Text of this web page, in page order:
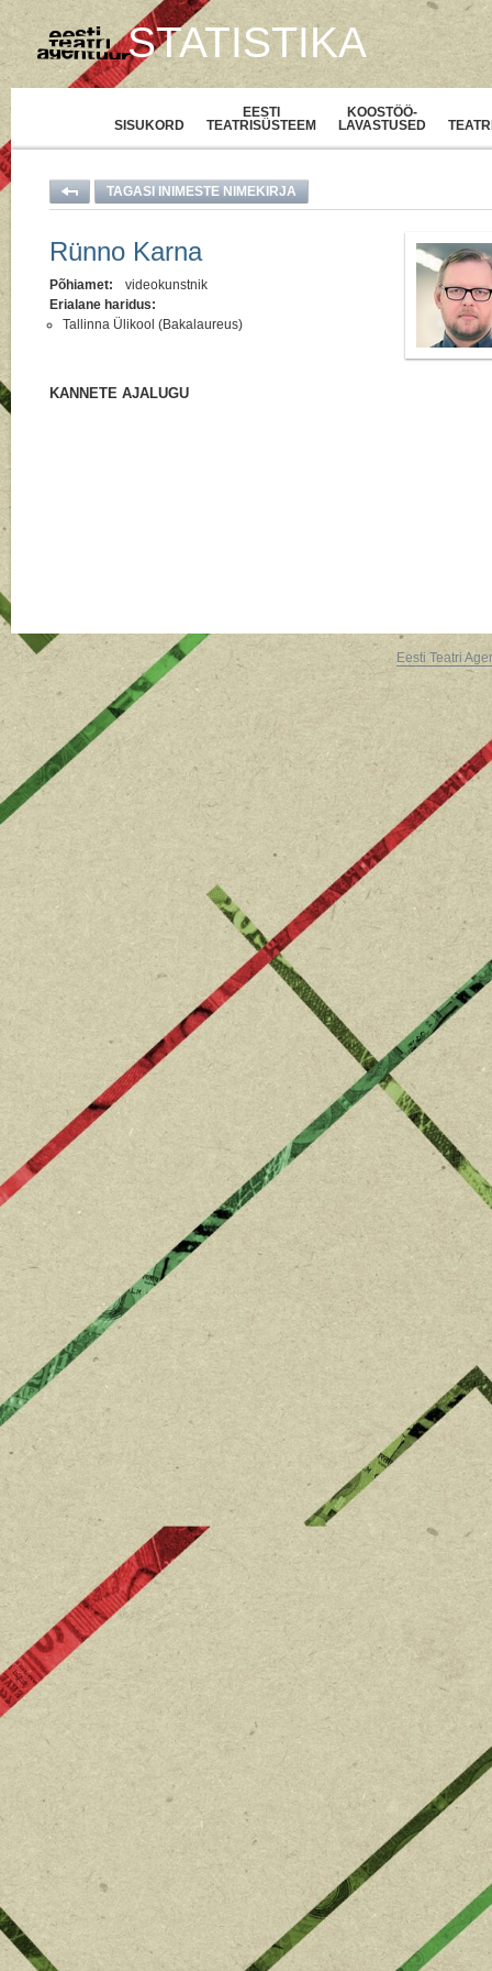
STATISTIKA
SISUKORD
EESTI
TEATRISÜSTEEM
KOOSTÖÖ-
LAVASTUSED
TAGASI INIMESTE NIMEKIRJA
Rünno Karna
Põhiamet:
videokunstnik
Erialane haridus:
Tallinna Ülikool (Bakalaureus)
KANNETE AJALUGU
Eesti Teatri